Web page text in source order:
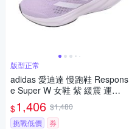
版型正常
adidas 愛迪達 慢跑鞋 Respons
e Super W 女鞋 紫 緩震 運動
鞋 JQ2517
$1,406 $1,480
挑戰低價
券